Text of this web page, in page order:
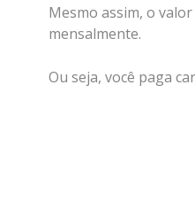
Mesmo assim, o
mensalmente.
Ou seja, você paga